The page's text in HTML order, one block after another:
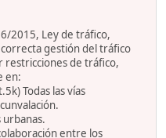
2015, Ley de tráfico,
gestión del tráfico
restricciones de tráfico,
en:
Todas las vías
urbanas.
entre los